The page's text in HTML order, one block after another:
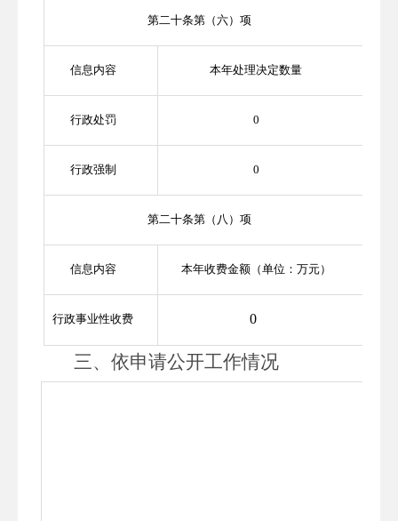
第二十条第（六）项
信息内容 本年处理决定数量
行政处罚 0
行政强制 0
第二十条第（八）项
信息内容 本年收费金额（单位：万元）
行政事业性收费 0
三、 依申请公开工作情况